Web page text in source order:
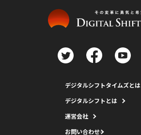
デジタルシフトタイムズとは
デジタルシフトとは
運営会社
お問い合わせ